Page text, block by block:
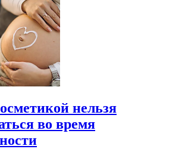
нельзя
во время